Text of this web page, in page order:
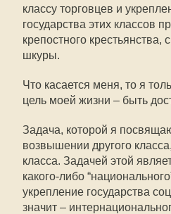
классу торговцев и
государства этих классов
крепостного крестьянства,
шкуры.
Что касается меня, то я
цель моей жизни – быть
Задача, которой я
возвышении другого
класса. Задачей этой
какого-либо
укрепление государства
значит –